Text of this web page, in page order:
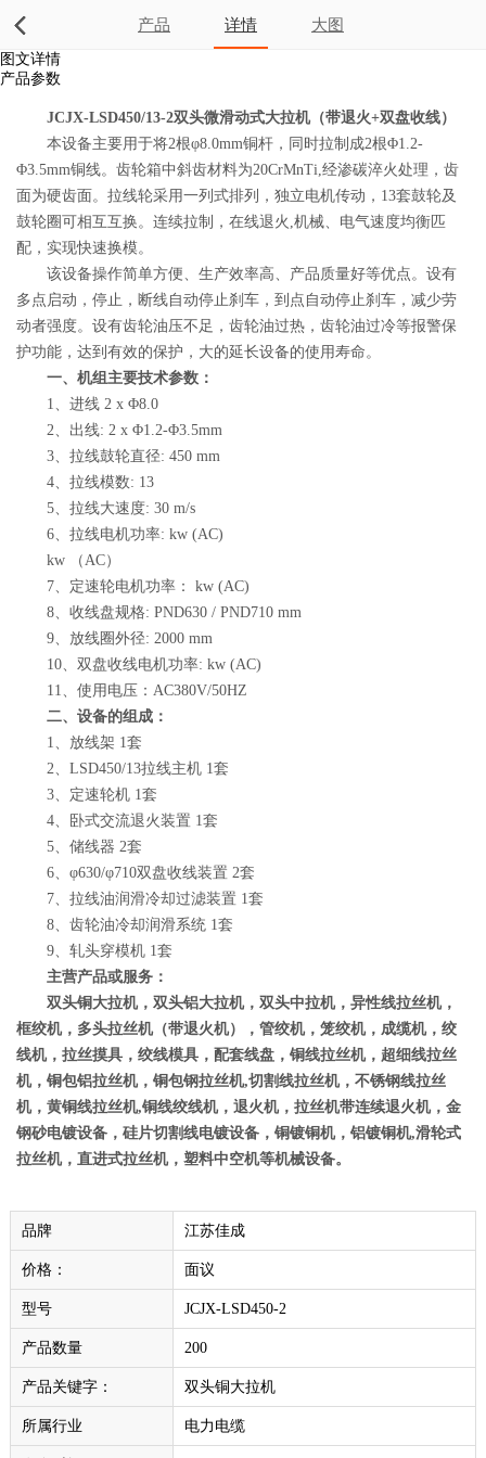
产品 详情 大图
图文详情
产品参数
JCJX-LSD450/13-2双头微滑动式大拉机（带退火+双盘收线）
本设备主要用于将2根φ8.0mm铜杆，同时拉制成2根Φ1.2-
Φ3.5mm铜线。齿轮箱中斜齿材料为20CrMnTi,经渗碳淬火处理，齿
面为硬齿面。拉线轮采用一列式排列，独立电机传动，13套鼓轮及
鼓轮圈可相互互换。连续拉制，在线退火,机械、电气速度均衡匹
配，实现快速换模。
该设备操作简单方便、生产效率高、产品质量好等优点。设有
多点启动，停止，断线自动停止刹车，到点自动停止刹车，减少劳
动者强度。设有齿轮油压不足，齿轮油过热，齿轮油过冷等报警保
护功能，达到有效的保护，大的延长设备的使用寿命。
一、机组主要技术参数：
1、进线 2 x Φ8.0
2、出线: 2 x Φ1.2-Φ3.5mm
3、拉线鼓轮直径: 450 mm
4、拉线模数: 13
5、拉线大速度: 30 m/s
6、拉线电机功率: kw (AC)
kw （AC）
7、定速轮电机功率： kw (AC)
8、收线盘规格: PND630 / PND710 mm
9、放线圈外径: 2000 mm
10、双盘收线电机功率: kw (AC)
11、使用电压：AC380V/50HZ
二、设备的组成：
1、放线架 1套
2、LSD450/13拉线主机 1套
3、定速轮机 1套
4、卧式交流退火装置 1套
5、储线器 2套
6、φ630/φ710双盘收线装置 2套
7、拉线油润滑冷却过滤装置 1套
8、齿轮油冷却润滑系统 1套
9、轧头穿模机 1套
主营产品或服务：
双头铜大拉机， 双头铝大拉机， 双头中拉机， 异性线拉丝机，
框绞机， 多头拉丝机（带退火机） ， 管绞机，笼绞机，成缆机，绞
线机，拉丝摸具，绞线模具，配套线盘，铜线拉丝机，超细线拉丝
机，铜包铝拉丝机，铜包钢拉丝机,切割线拉丝机，不锈钢线拉丝
机，黄铜线拉丝机,铜线绞线机，退火机，拉丝机带连续退火机， 金
钢砂电镀设备，硅片切割线电镀设备， 铜镀铜机，铝镀铜机,滑轮式
拉丝机，直进式拉丝机，塑料中空机等机械设备。
品牌 江苏佳成
价格： 面议
型号 JCJX-LSD450-2
产品数量 200
产品关键字： 双头铜大拉机
所属行业 电力电缆